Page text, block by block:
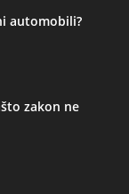
automobili?
zakon ne